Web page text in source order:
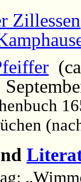
Zillessen